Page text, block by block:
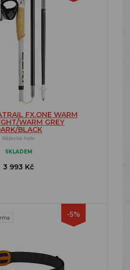
FX.ONE WARM
WARM GREY
BLACK
Běžecké hole
SKLADEM
3 993 Kč
-5%